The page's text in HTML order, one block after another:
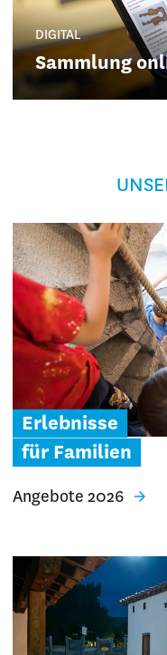
DIGITAL
Sammlung
Erlebnisse
für Familien
Angebote 2026